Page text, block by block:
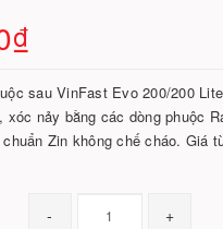
sau VinFast Evo 200/200
xóc nảy bằng các dòng phuộc
Zin không chế cháo. Giá
- +